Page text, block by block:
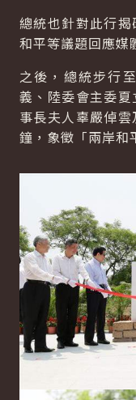
總統也針對此行揭
和平等議題回應媒
之後，總統步行
義、陸委會主委
事長夫人辜嚴倬
鐘，象徵「兩岸和